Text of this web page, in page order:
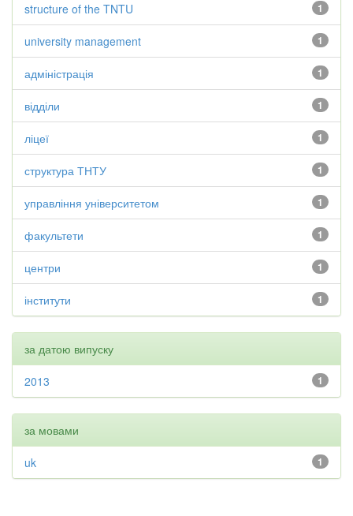
1
structure of the TNTU
1
university management
1
адміністрація
1
відділи
1
ліцеї
1
структура ТНТУ
1
управління університетом
1
факультети
1
центри
1
інститути
за датою випуску
1
2013
за мовами
1
uk